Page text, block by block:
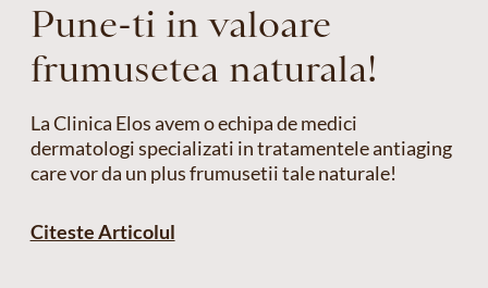
Pune-ti in valoare
frumusetea naturala!
La Clinica Elos avem o echipa de medici
dermatologi specializati in tratamentele antiaging
care vor da un plus frumusetii tale naturale!
Citeste Articolul